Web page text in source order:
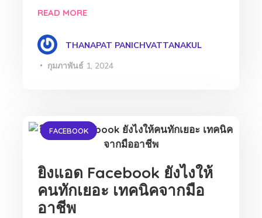
READ MORE
THANAPAT PANICHVATTANAKUL
กุมภาพันธ์ 1, 2024
FACEBOOK
ยิงแอด Facebook ยังไงให้
คนทักเยอะ เทคนิคจากมือ
อาชีพ